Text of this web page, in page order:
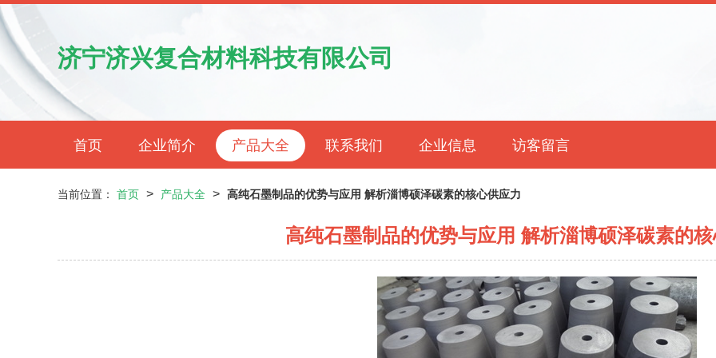
济宁济兴复合材料科技有限公司
首页 企业简介 产品大全 联系我们 企业信息 访客留言
当前位置： 首页 > 产品大全 > 高纯石墨制品的优势与应用 解析淄博硕泽碳素的核心供应力
高纯石墨制品的优势与应用 解析淄博硕泽碳素的